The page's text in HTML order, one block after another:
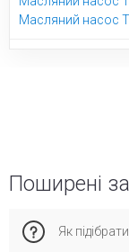
Масляний насос
Поширені
Як